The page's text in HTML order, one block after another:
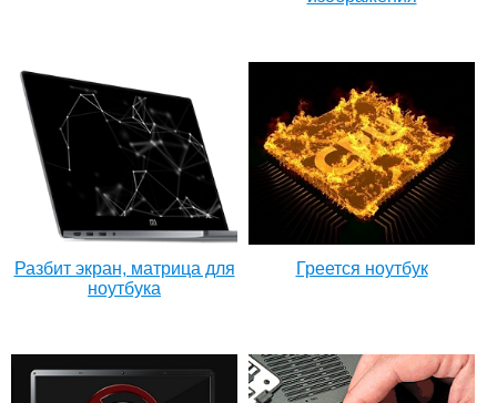
Разбит экран, матрица для
ноутбука
Греется ноутбук